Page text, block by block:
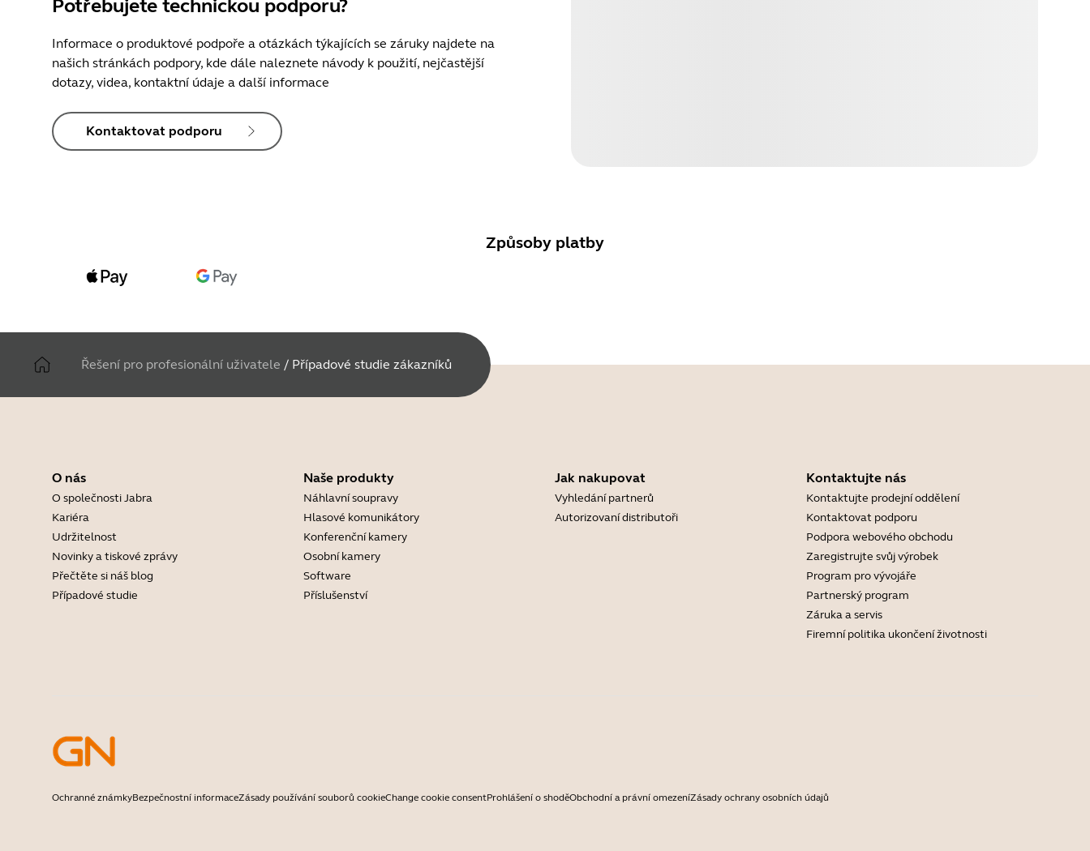
Potřebujete technickou podporu?
Informace o produktové podpoře a otázkách týkajících se záruky najdete na
našich stránkách podpory, kde dále naleznete návody k použití, nejčastější
dotazy, videa, kontaktní údaje a další informace
Kontaktovat podporu
Způsoby platby
Řešení pro profesionální uživatele / Případové studie zákazníků
O nás
O společnosti Jabra
Kariéra
Udržitelnost
Novinky a tiskové zprávy
Přečtěte si náš blog
Případové studie
Naše produkty
Náhlavní soupravy
Hlasové komunikátory
Konferenční kamery
Osobní kamery
Software
Příslušenství
Jak nakupovat
Vyhledání partnerů
Autorizovaní distributoři
Kontaktujte nás
Kontaktujte prodejní oddělení
Kontaktovat podporu
Podpora webového obchodu
Zaregistrujte svůj výrobek
Program pro vývojáře
Partnerský program
Záruka a servis
Firemní politika ukončení životnosti
Ochranné známkyBezpečnostní informaceZásady používání souborů cookieChange cookie consentProhlášení o shoděObchodní a právní omezeníZásady ochrany osobních údajů